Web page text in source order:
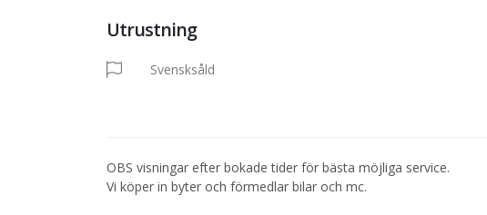
Utrustning
Svensksåld
OBS visningar efter bokade tider för bästa möjliga service.
Vi köper in byter och förmedlar bilar och mc.